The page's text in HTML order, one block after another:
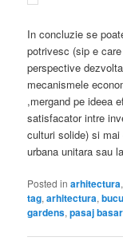
In concluzie se
potrivesc (sip e
perspective
mecanismele
,mergand pe ideea
satisfacator intre
culturi solide) si
urbana unitara sau
Posted in arhitectura
tag,arhitectura,
gardens,pasaj